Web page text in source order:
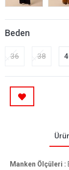
Beden
36 38
Manken Ölçüleri :